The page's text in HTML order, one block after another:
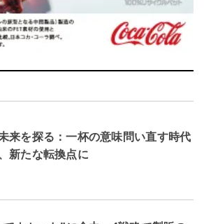
来を探る：一杯の意味問い直す時代
新たな転換点に